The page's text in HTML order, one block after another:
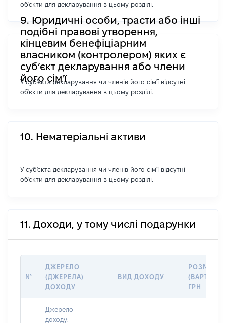
об'єкти для декларування в цьому розділі.
9. Юридичні особи, трасти або інші
подібні правові утворення,
кінцевим бенефіціарним
власником (контролером) яких є
суб’єкт декларування або члени
його сім'ї
У суб'єкта декларування чи членів його сім'ї відсутні
об'єкти для декларування в цьому розділі.
10. Нематеріальні активи
У суб'єкта декларування чи членів його сім'ї відсутні
об'єкти для декларування в цьому розділі.
11. Доходи, у тому числі подарунки
№
ДЖЕРЕЛО
(ДЖЕРЕЛА)
ДОХОДУ
ВИД ДОХОДУ
РОЗМІР
ГРН
Джерело
доходу: